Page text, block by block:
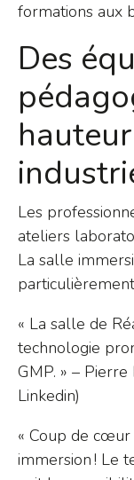
formations aux
Des
Les
ateliers
La salle
« La salle de
technologie
GMP. » –
Linkedin)
« Coup de
immersion ! Le